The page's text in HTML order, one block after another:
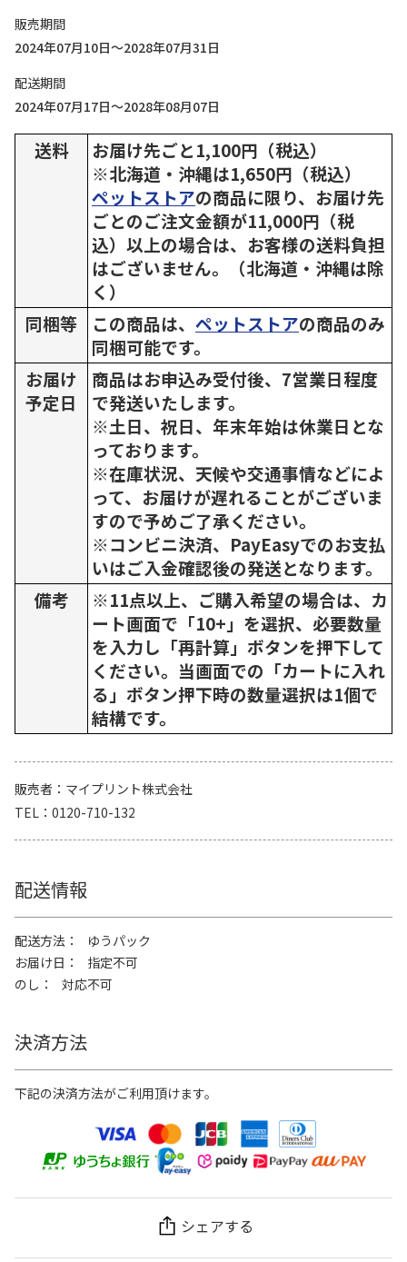
販売期間
2024年07月10日～2028年07月31日
配送期間
2024年07月17日～2028年08月07日
送料
お届け先ごと1,100円（税込）
※北海道・沖縄は1,650円（税込）
ペットストアの商品に限り、お届け先
ごとのご注文金額が11,000円（税
込）以上の場合は、お客様の送料負担
はございません。（北海道・沖縄は除
く）
同梱等
この商品は、 ペットストアの商品のみ
同梱可能です。
お届け
予定日
商品はお申込み受付後、7営業日程度
で発送いたします。
※土日、祝日、年末年始は休業日とな
っております。
※在庫状況、天候や交通事情などによ
って、お届けが遅れることがございま
すので予めご了承ください。
※コンビニ決済、PayEasyでのお支払
いはご入金確認後の発送となります。
備考
※11点以上、ご購入希望の場合は、カ
ート画面で「10+」を選択、必要数量
を入力し「再計算」ボタンを押下して
ください。当画面での「カートに入れ
る」ボタン押下時の数量選択は1個で
結構です。
販売者
マイプリント株式会社
TEL
0120-710-132
配送情報
配送方法
ゆうパック
お届け日
指定不可
のし
対応不可
決済方法
下記の決済方法がご利用頂けます。
シェアする